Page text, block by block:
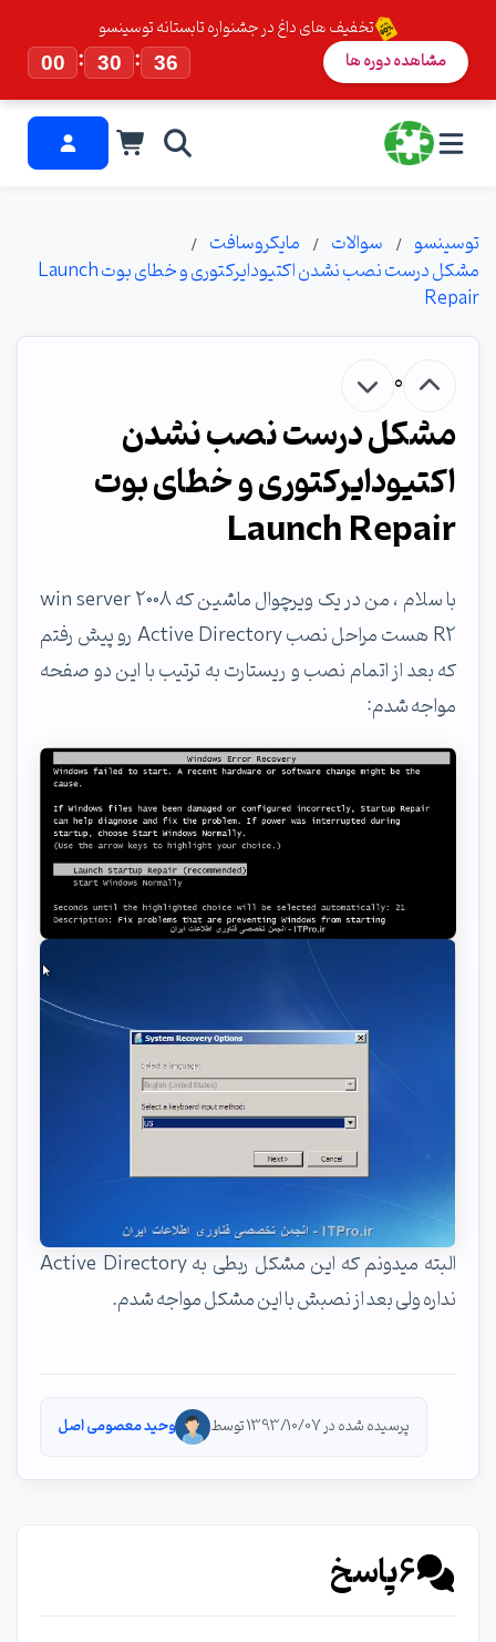
تخفیف های داغ در جشنواره تابستانه توسینسو
00
: 30 : 36 مشاهده دوره ها
توسینسو سوالات
مایکروسافت
مشکل درست نصب نشدن اکتیودایرکتوری و خطای بوت Launch
Repair
0
مشکل درست نصب نشدن
اکتیودایرکتوری و خطای بوت
Launch Repair
با سلام ، من در یک ویرچوال ماشین که win server 2008
R2 هست مراحل نصب Active Directory رو پیش رفتم
که بعد از اتمام نصب و ریستارت به ترتیب با این دو صفحه
مواجه شدم:
البته میدونم که این مشکل ربطی به Active Directory
نداره ولی بعد از نصبش با این مشکل مواجه شدم.
پرسیده شده در 1393/10/07 توسط وحید معصومی اصل
6پاسخ